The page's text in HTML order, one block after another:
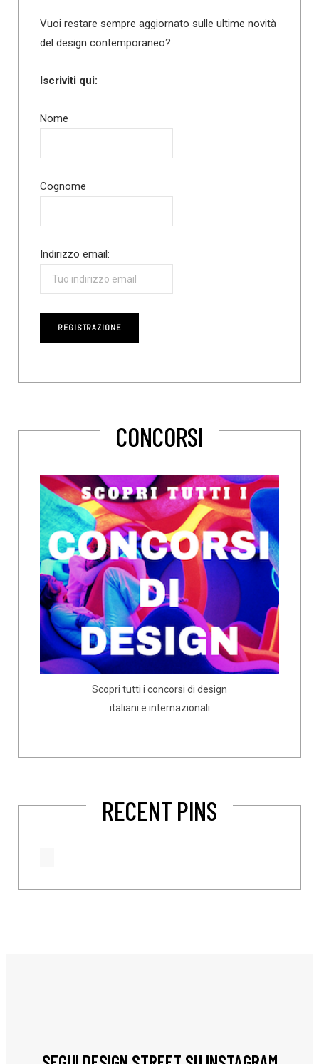
Vuoi restare sempre aggiornato sulle ultime novità
del design contemporaneo?
Iscriviti qui:
Nome
Cognome
Indirizzo email:
CONCORSI
Scopri tutti i concorsi di design
italiani e internazionali
RECENT PINS